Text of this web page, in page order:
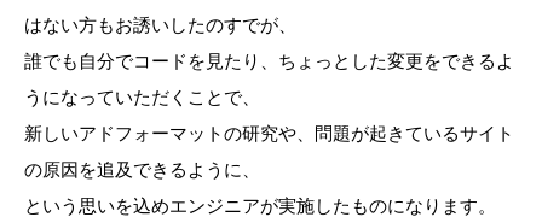
はない方もお誘いしたのすでが、
誰でも自分でコードを見たり、ちょっとした変更をできるよ
うになっていただくことで、
新しいアドフォーマットの研究や、 問題が起きているサイト
の原因を追及 できるように、
という思いを込めエンジニアが実施したものになります。